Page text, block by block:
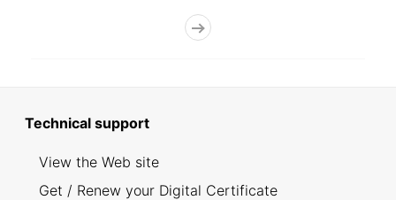
Technical support
View the Web site
Get / Renew your Digital Certificate